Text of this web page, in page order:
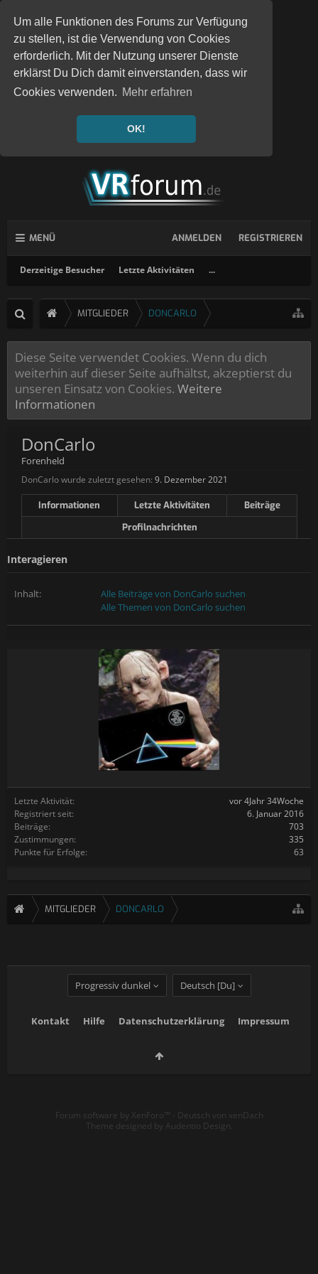
Um alle Funktionen des Forums zur Verfügung
zu stellen, ist die Verwendung von Cookies
erforderlich. Mit der Nutzung unserer Dienste
erklärst Du Dich damit einverstanden, dass wir
Cookies verwenden. Mehr erfahren
OK!
MENÜ
Derzeitige Besucher Letzte Aktivitäten ...
ANMELDEN REGISTRIEREN
MITGLIEDER DONCARLO
Diese Seite verwendet Cookies. Wenn du dich
weiterhin auf dieser Seite aufhältst, akzeptierst du
unseren Einsatz von Cookies. Weitere
Informationen
Letzte Aktivität:
vor 4Jahr 34Woche
Registriert seit:
6. Januar 2016
Beiträge:
703
Zustimmungen:
335
Punkte für Erfolge:
63
DonCarlo
Forenheld
DonCarlo wurde zuletzt gesehen: 9. Dezember 2021
Informationen Letzte Aktivitäten
Beiträge
Profilnachrichten
Interagieren
Inhalt:
Alle Beiträge von DonCarlo suchen
Alle Themen von DonCarlo suchen
MITGLIEDER DONCARLO
Progressiv dunkel Deutsch [Du]
Kontakt Hilfe Datenschutzerklärung Impressum
Forum software by XenForo™ - Deutsch von xenDach
Theme designed by Audentio Design.